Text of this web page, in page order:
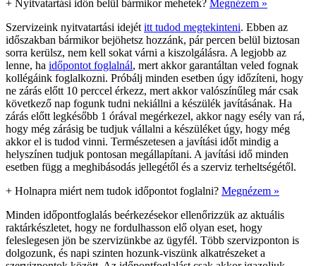
+ Nyitvatartási időn belül bármikor mehetek? Megnézem »
Szervizeink nyitvatartási idejét itt tudod megtekinteni. Ebben az
időszakban bármikor bejöhetsz hozzánk, pár percen belül biztosan
sorra kerülsz, nem kell sokat várni a kiszolgálásra. A legjobb az
lenne, ha időpontot foglalnál, mert akkor garantáltan veled fognak
kollégáink foglalkozni. Próbálj minden esetben úgy időzíteni, hogy
ne zárás előtt 10 perccel érkezz, mert akkor valószínűleg már csak
következő nap fogunk tudni nekiállni a készülék javításának. Ha
zárás előtt legkésőbb 1 órával megérkezel, akkor nagy esély van rá,
hogy még zárásig be tudjuk vállalni a készüléket úgy, hogy még
akkor el is tudod vinni. Természetesen a javítási időt mindig a
helyszínen tudjuk pontosan megállapítani. A javítási idő minden
esetben függ a meghibásodás jellegétől és a szerviz terheltségétől.
+ Holnapra miért nem tudok időpontot foglalni? Megnézem »
Minden időpontfoglalás beérkezésekor ellenőrizzük az aktuális
raktárkészletet, hogy ne fordulhasson elő olyan eset, hogy
feleslegesen jön be szervizünkbe az ügyfél. Több szervizponton is
dolgozunk, és napi szinten hozunk-viszünk alkatrészeket a